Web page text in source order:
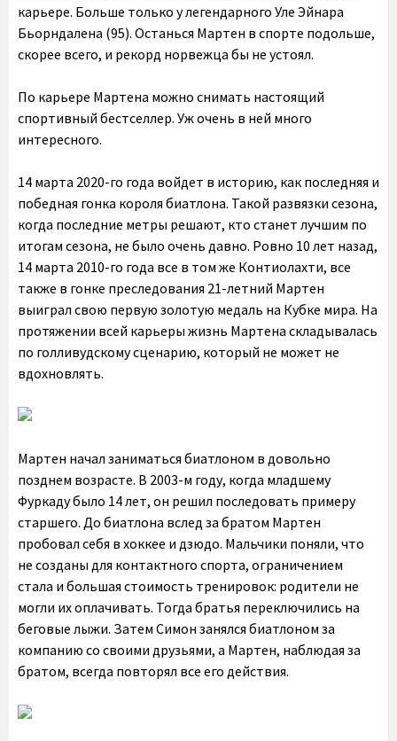
карьере. Больше только у легендарного Уле Эйнара
Бьорндалена (95). Останься Мартен в спорте подольше,
скорее всего, и рекорд норвежца бы не устоял.
По карьере Мартена можно снимать настоящий
спортивный бестселлер. Уж очень в ней много
интересного.
14 марта 2020-го года войдет в историю, как последняя и
победная гонка короля биатлона. Такой развязки сезона,
когда последние метры решают, кто станет лучшим по
итогам сезона, не было очень давно. Ровно 10 лет назад,
14 марта 2010-го года все в том же Контиолахти, все
также в гонке преследования 21-летний Мартен
выиграл свою первую золотую медаль на Кубке мира. На
протяжении всей карьеры жизнь Мартена складывалась
по голливудскому сценарию, который не может не
вдохновлять.
Мартен начал заниматься биатлоном в довольно
позднем возрасте. В 2003-м году, когда младшему
Фуркаду было 14 лет, он решил последовать примеру
старшего. До биатлона вслед за братом Мартен
пробовал себя в хоккее и дзюдо. Мальчики поняли, что
не созданы для контактного спорта, ограничением
стала и большая стоимость тренировок: родители не
могли их оплачивать. Тогда братья переключились на
беговые лыжи. Затем Симон занялся биатлоном за
компанию со своими друзьями, а Мартен, наблюдая за
братом, всегда повторял все его действия.